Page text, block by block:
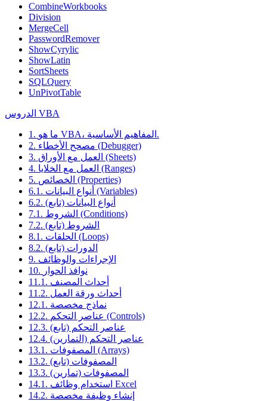
CombineWorkbooks
Division
MergeCell
PasswordRemover
ShowCyrylic
ShowLatin
SortSheets
SQLQuery
UnPivotTable
الدروس VBA
1. ما هو VBA، المفاهيم الأساسية.
2. مصحح الأخطاء (Debugger)
3. العمل مع الأوراق (Sheets)
4. العمل مع الخلايا (Ranges)
5. الخصائص (Properties)
6.1. أنواع البيانات (Variables)
6.2. أنواع البيانات (تابع)
7.1. الشروط (Conditions)
7.2. الشروط (تابع)
8.1. الحلقات (Loops)
8.2. الدورات (تابع)
9. الإجراءات والوظائف
10. نوافذ الحوار
11.1. أحداث المصنف
11.2. أحداث ورقة العمل
12.1. نماذج مخصصة
12.2. عناصر التحكم (Controls)
12.3. عناصر التحكم (تابع)
12.4. عناصر التحكم (التمارين)
13.1. المصفوفات (Arrays)
13.2. المصفوفات (تابع)
13.3. المصفوفات (تمارين)
14.1. استخدام وظائف Excel
14.2. إنشاء وظيفة مخصصة